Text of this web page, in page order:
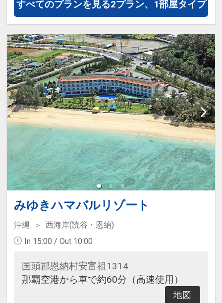
■添い寝の幼児３歳～５歳（未就学
児）幼児施設使用料※おひとり/１泊
あたり/￥1,000円 全宿泊日 ※現
地にてお支払下さい。
すべてのプランを見る2プラン、1部屋タイプ
みゆきハマバルリゾート
沖縄
西海岸(読谷・恩納)
In 15:00 / Out 10:00
国頭郡恩納村安富祖1314
那覇空港から車で約60分（高速使用）
地図